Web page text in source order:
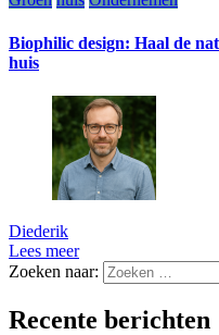
Biophilic design: Haal de
huis
Diederik
Lees meer
Zoeken naar:
Recente berichten